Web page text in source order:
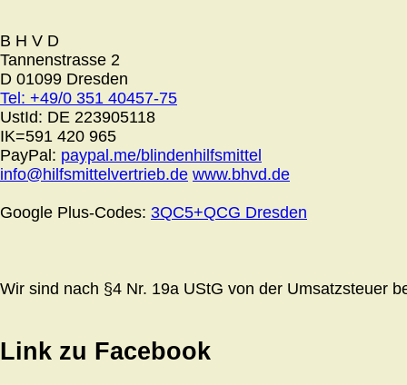
B H V D
Tannenstrasse 2
D 01099 Dresden
Tel: +49/0 351 40457-75
UstId: DE 223905118
IK=591 420 965
PayPal: paypal.me/blindenhilfsmittel
info@hilfsmittelvertrieb.de www.bhvd.de
Google Plus-Codes: 3QC5+QCG Dresden
Wir sind nach §4 Nr. 19a UStG von der Umsatzsteuer
Link zu Facebook